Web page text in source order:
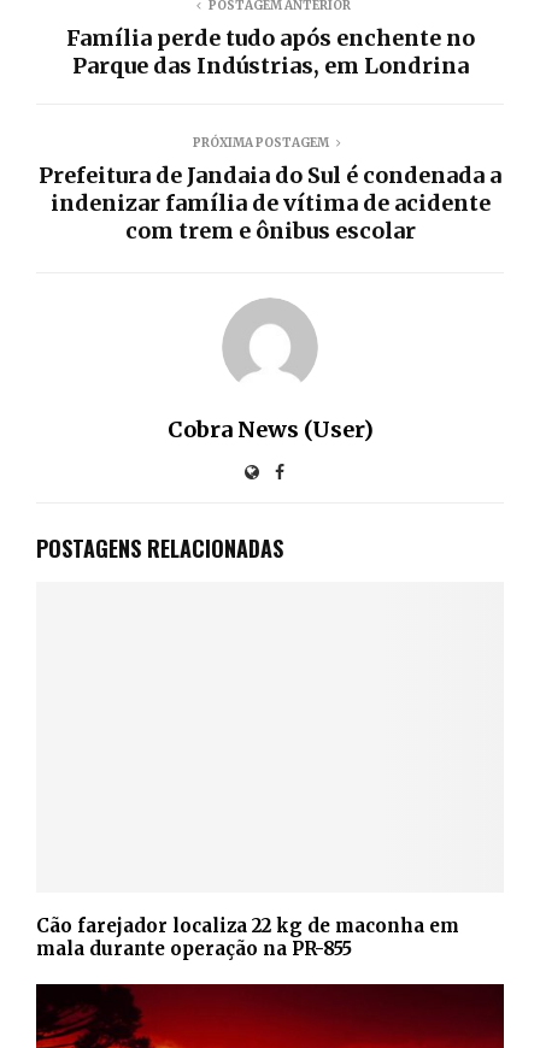
POSTAGEM ANTERIOR
Família perde tudo após enchente no
Parque das Indústrias, em Londrina
PRÓXIMA POSTAGEM
Prefeitura de Jandaia do Sul é condenada a
indenizar família de vítima de acidente
com trem e ônibus escolar
Cobra News (User)
POSTAGENS RELACIONADAS
Cão farejador localiza 22 kg de maconha em
mala durante operação na PR-855